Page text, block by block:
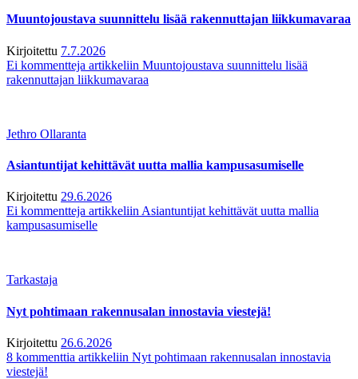
Muuntojoustava suunnittelu lisää rakennuttajan liikkumavaraa
Kirjoitettu 7.7.2026
Ei kommentteja artikkeliin Muuntojoustava suunnittelu lisää
rakennuttajan liikkumavaraa
Jethro Ollaranta
Asiantuntijat kehittävät uutta mallia kampusasumiselle
Kirjoitettu 29.6.2026
Ei kommentteja artikkeliin Asiantuntijat kehittävät uutta mallia
kampusasumiselle
Tarkastaja
Nyt pohtimaan rakennusalan innostavia viestejä!
Kirjoitettu 26.6.2026
8 kommenttia artikkeliin Nyt pohtimaan rakennusalan innostavia
viestejä!